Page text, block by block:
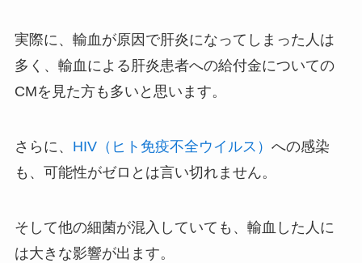
実際に、輸血が原因で肝炎になってしまった人は
多く、輸血による肝炎患者への給付金についての
CMを見た方も多いと思います。
さらに、 HIV（ヒト免疫不全ウイルス） への感染
も、可能性がゼロとは言い切れません。
そして他の細菌が混入していても、輸血した人に
は大きな影響が出ます。